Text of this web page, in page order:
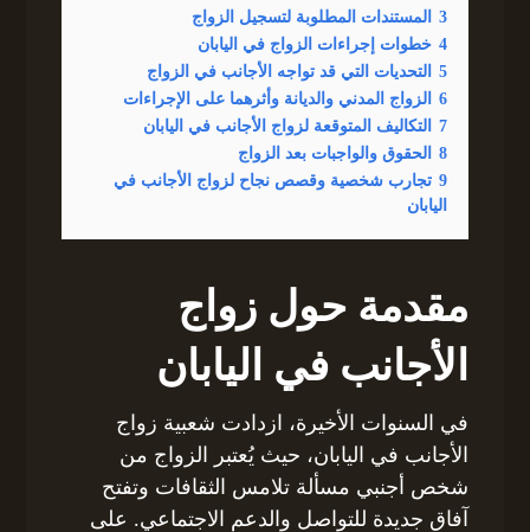
3 المستندات المطلوبة لتسجيل الزواج
4 خطوات إجراءات الزواج في اليابان
5 التحديات التي قد تواجه الأجانب في الزواج
6 الزواج المدني والديانة وأثرهما على الإجراءات
7 التكاليف المتوقعة لزواج الأجانب في اليابان
8 الحقوق والواجبات بعد الزواج
9 تجارب شخصية وقصص نجاح لزواج الأجانب في
اليابان
مقدمة حول زواج
الأجانب في اليابان
في السنوات الأخيرة، ازدادت شعبية زواج
الأجانب في اليابان، حيث يُعتبر الزواج من
شخص أجنبي مسألة تلامس الثقافات وتفتح
آفاق جديدة للتواصل والدعم الاجتماعي. على